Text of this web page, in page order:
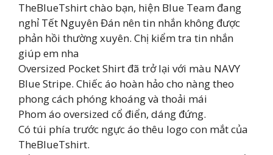
TheBlueTshirt chào bạn, hiện Blue Team đang
nghỉ Tết Nguyên Đán nên tin nhắn không được
phản hồi thường xuyên. Chị kiểm tra tin nhắn
giúp em nha
Oversized Pocket Shirt đã trở lại với màu NAVY
Blue Stripe. Chiếc áo hoàn hảo cho nàng theo
phong cách phóng khoáng và thoải mái
Phom áo oversized cổ điển, dáng đứng.
Có túi phía trước ngực áo thêu logo con mắt của
TheBlueTshirt.